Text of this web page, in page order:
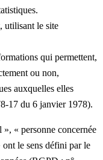
utilisant le site
qui permettent,
ou non,
auxquelles elles
17 du 6 janvier 1978).
», « personne concernée
ont le sens défini par le